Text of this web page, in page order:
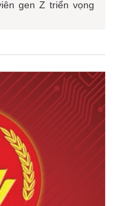
gen Z triển vọng